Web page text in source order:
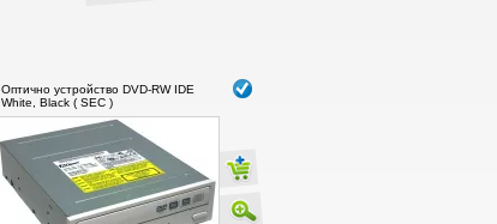
Оптично устройство DVD-RW IDE
White, Black ( SEC )